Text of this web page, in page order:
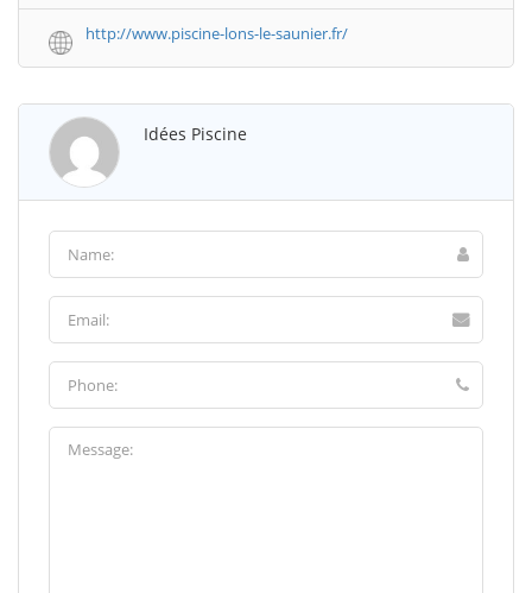
http://www.piscine-lons-le-saunier.fr/
Idées Piscine